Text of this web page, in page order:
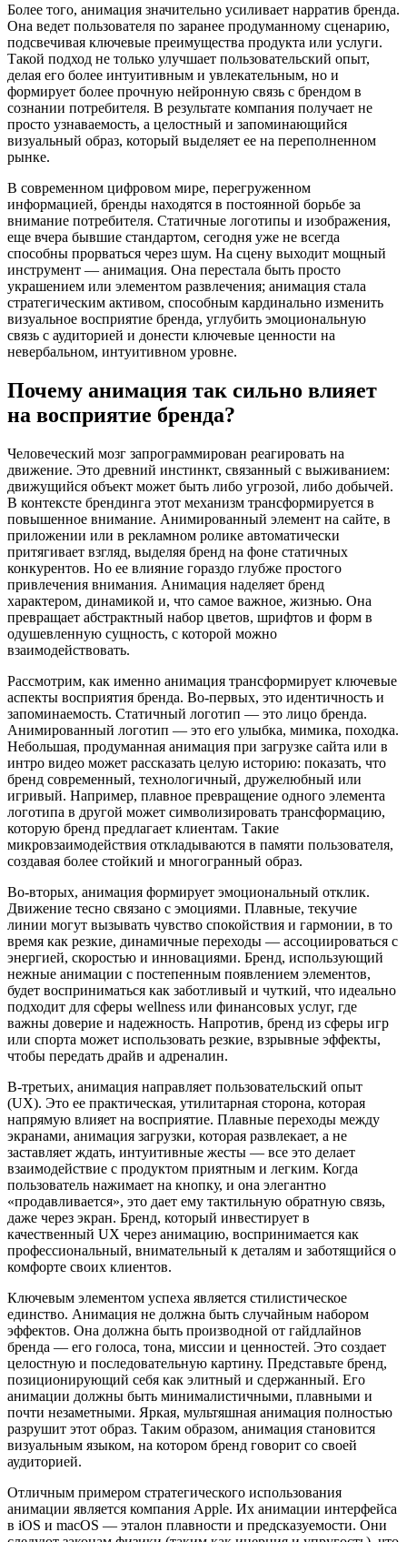
Более того, анимация значительно усиливает нарратив бренда.
Она ведет пользователя по заранее продуманному сценарию,
подсвечивая ключевые преимущества продукта или услуги.
Такой подход не только улучшает пользовательский опыт,
делая его более интуитивным и увлекательным, но и
формирует более прочную нейронную связь с брендом в
сознании потребителя. В результате компания получает не
просто узнаваемость, а целостный и запоминающийся
визуальный образ, который выделяет ее на переполненном
рынке.
В современном цифровом мире, перегруженном
информацией, бренды находятся в постоянной борьбе за
внимание потребителя. Статичные логотипы и изображения,
еще вчера бывшие стандартом, сегодня уже не всегда
способны прорваться через шум. На сцену выходит мощный
инструмент — анимация. Она перестала быть просто
украшением или элементом развлечения; анимация стала
стратегическим активом, способным кардинально изменить
визуальное восприятие бренда, углубить эмоциональную
связь с аудиторией и донести ключевые ценности на
невербальном, интуитивном уровне.
Почему анимация так сильно влияет
на восприятие бренда?
Человеческий мозг запрограммирован реагировать на
движение. Это древний инстинкт, связанный с выживанием:
движущийся объект может быть либо угрозой, либо добычей.
В контексте брендинга этот механизм трансформируется в
повышенное внимание. Анимированный элемент на сайте, в
приложении или в рекламном ролике автоматически
притягивает взгляд, выделяя бренд на фоне статичных
конкурентов. Но ее влияние гораздо глубже простого
привлечения внимания. Анимация наделяет бренд
характером, динамикой и, что самое важное, жизнью. Она
превращает абстрактный набор цветов, шрифтов и форм в
одушевленную сущность, с которой можно
взаимодействовать.
Рассмотрим, как именно анимация трансформирует ключевые
аспекты восприятия бренда. Во-первых, это идентичность и
запоминаемость. Статичный логотип — это лицо бренда.
Анимированный логотип — это его улыбка, мимика, походка.
Небольшая, продуманная анимация при загрузке сайта или в
интро видео может рассказать целую историю: показать, что
бренд современный, технологичный, дружелюбный или
игривый. Например, плавное превращение одного элемента
логотипа в другой может символизировать трансформацию,
которую бренд предлагает клиентам. Такие
микровзаимодействия откладываются в памяти пользователя,
создавая более стойкий и многогранный образ.
Во-вторых, анимация формирует эмоциональный отклик.
Движение тесно связано с эмоциями. Плавные, текучие
линии могут вызывать чувство спокойствия и гармонии, в то
время как резкие, динамичные переходы — ассоциироваться с
энергией, скоростью и инновациями. Бренд, использующий
нежные анимации с постепенным появлением элементов,
будет восприниматься как заботливый и чуткий, что идеально
подходит для сферы wellness или финансовых услуг, где
важны доверие и надежность. Напротив, бренд из сферы игр
или спорта может использовать резкие, взрывные эффекты,
чтобы передать драйв и адреналин.
В-третьих, анимация направляет пользовательский опыт
(UX). Это ее практическая, утилитарная сторона, которая
напрямую влияет на восприятие. Плавные переходы между
экранами, анимация загрузки, которая развлекает, а не
заставляет ждать, интуитивные жесты — все это делает
взаимодействие с продуктом приятным и легким. Когда
пользователь нажимает на кнопку, и она элегантно
«продавливается», это дает ему тактильную обратную связь,
даже через экран. Бренд, который инвестирует в
качественный UX через анимацию, воспринимается как
профессиональный, внимательный к деталям и заботящийся о
комфорте своих клиентов.
Ключевым элементом успеха является стилистическое
единство. Анимация не должна быть случайным набором
эффектов. Она должна быть производной от гайдлайнов
бренда — его голоса, тона, миссии и ценностей. Это создает
целостную и последовательную картину. Представьте бренд,
позиционирующий себя как элитный и сдержанный. Его
анимации должны быть минималистичными, плавными и
почти незаметными. Яркая, мультяшная анимация полностью
разрушит этот образ. Таким образом, анимация становится
визуальным языком, на котором бренд говорит со своей
аудиторией.
Отличным примером стратегического использования
анимации является компания Apple. Их анимации интерфейса
в iOS и macOS — эталон плавности и предсказуемости. Они